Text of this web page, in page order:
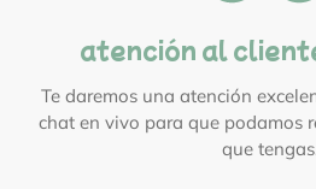
atención al
Te daremos una atención
chat en vivo para que podamos
que